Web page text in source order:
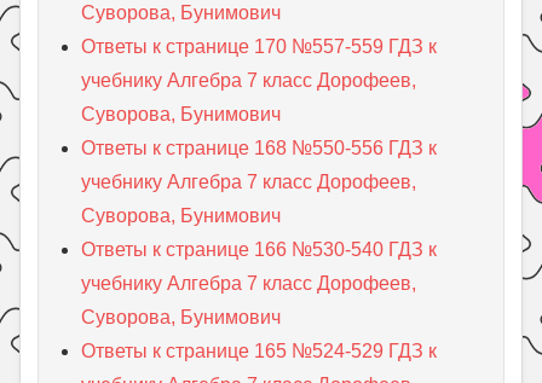
Суворова, Бунимович
Ответы к странице 170 №557-559 ГДЗ к
учебнику Алгебра 7 класс Дорофеев,
Суворова, Бунимович
Ответы к странице 168 №550-556 ГДЗ к
учебнику Алгебра 7 класс Дорофеев,
Суворова, Бунимович
Ответы к странице 166 №530-540 ГДЗ к
учебнику Алгебра 7 класс Дорофеев,
Суворова, Бунимович
Ответы к странице 165 №524-529 ГДЗ к